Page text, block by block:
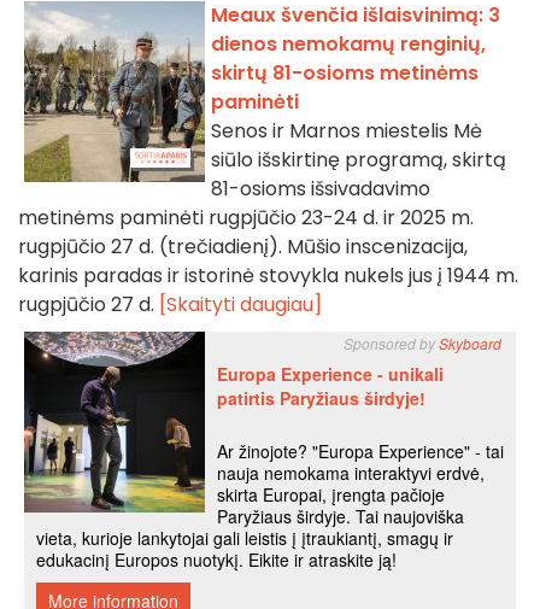
Meaux švenčia išlaisvinimą: 3
dienos nemokamų renginių,
skirtų 81-osioms metinėms
paminėti
Senos ir Marnos miestelis Mė
siūlo išskirtinę programą, skirtą
81-osioms išsivadavimo
metinėms paminėti rugpjūčio 23-24 d. ir 2025 m.
rugpjūčio 27 d. (trečiadienį). Mūšio inscenizacija,
karinis paradas ir istorinė stovykla nukels jus į 1944 m.
rugpjūčio 27 d. [Skaityti daugiau]